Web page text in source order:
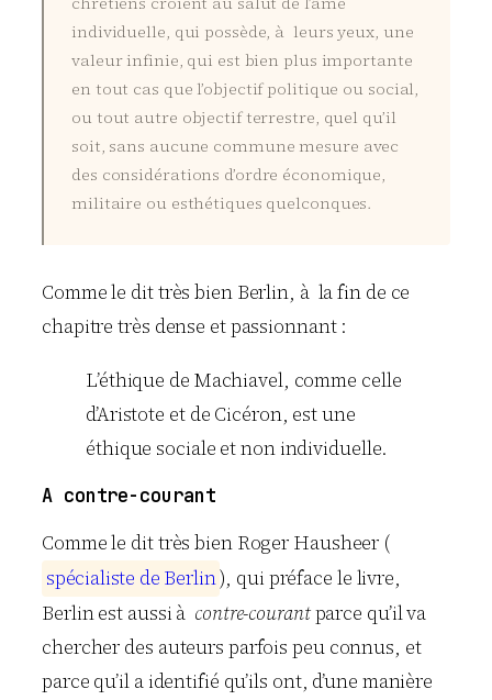
individuelle, qui possède, à leurs yeux, une
valeur infinie, qui est bien plus importante
en tout cas que l’objectif politique ou social,
ou tout autre objectif terrestre, quel qu’il
soit, sans aucune commune mesure avec
des considérations d’ordre économique,
militaire ou esthétiques quelconques.
Comme le dit très bien Berlin, à la fin de ce
chapitre très dense et passionnant :
L’éthique de Machiavel, comme celle
d’Aristote et de Cicéron, est une
éthique sociale et non individuelle.
A contre-courant
Comme le dit très bien Roger Hausheer (
spécialiste de Berlin), qui préface le livre,
Berlin est aussi à contre-courantparce qu’il va
chercher des auteurs parfois peu connus, et
parce qu’il a identifié qu’ils ont, d’une manière